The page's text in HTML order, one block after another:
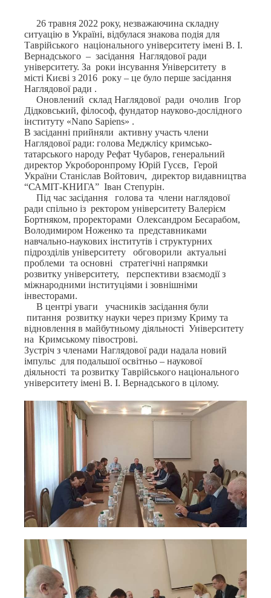
26 травня 2022 року, незважаючина складну
ситуацію в Україні, відбулася знакова подія для
Таврійського національного університету імені В. І.
Вернадського – засідання Наглядової ради
університету. За роки інсування Університету в
місті Києві з 2016 року – це було перше засідання
Наглядової ради .
Оновлений склад Наглядової ради очолив Ігор
Дідковський, філософ, фундатор науково-дослідного
інституту «Nano Sapiens» .
В засіданні прийняли активну участь члени
Наглядової ради: голова Меджлісу кримсько-
татарського народу Рефат Чубаров, генеральний
директор Укроборонпрому Юрій Гусєв, Герой
України Станіслав Войтович, директор видавництва
“САМІТ-КНИГА” Іван Степурін.
Під час засідання голова та члени наглядової
ради спільно із ректором університету Валерієм
Бортняком, проректорами Олександром Бесарабом,
Володимиром Ноженко та представниками
навчально-наукових інститутів і структурних
підрозділів університету обговорили актуальні
проблеми та основні стратегічні напрямки
розвитку університету, перспективи взаємодії з
міжнародними інституціями і зовнішніми
інвесторами.
В центрі уваги учасників засідання були
питання розвитку науки через призму Криму та
відновлення в майбутньому діяльності Університету
на Кримському півострові.
Зустріч з членами Наглядової ради надала новий
імпульс для подальшої освітньо – наукової
діяльності та розвитку Таврійського національного
університету імені В. І. Вернадського в цілому.